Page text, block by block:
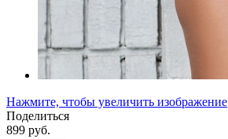
Нажмите, чтобы увеличить изображение
Поделиться
899 руб.